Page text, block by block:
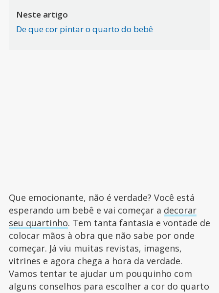
Neste artigo
De que cor pintar o quarto do bebê
Que emocionante, não é verdade? Você está
esperando um bebê e vai começar a decorar
seu quartinho. Tem tanta fantasia e vontade de
colocar mãos à obra que não sabe por onde
começar. Já viu muitas revistas, imagens,
vitrines e agora chega a hora da verdade.
Vamos tentar te ajudar um pouquinho com
alguns conselhos para escolher a cor do quarto